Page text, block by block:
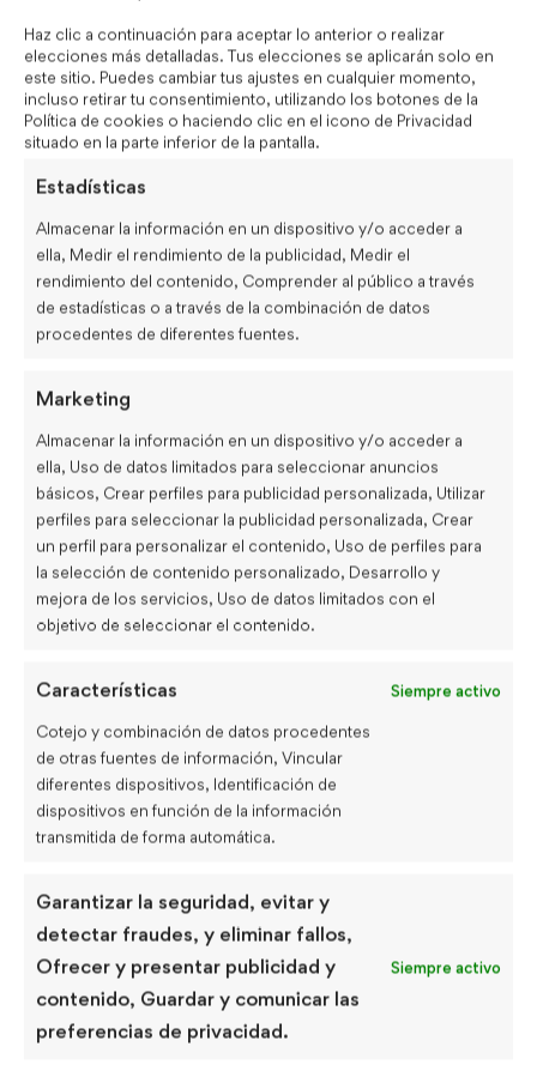
Haz clic a continuación para aceptar lo anterior o realizar
elecciones más detalladas. Tus elecciones se aplicarán solo en
este sitio. Puedes cambiar tus ajustes en cualquier momento,
incluso retirar tu consentimiento, utilizando los botones de la
Política de cookies o haciendo clic en el icono de Privacidad
situado en la parte inferior de la pantalla.
Estadísticas
Almacenar la información en un dispositivo y/o acceder a
ella, Medir el rendimiento de la publicidad, Medir el
rendimiento del contenido, Comprender al público a través
de estadísticas o a través de la combinación de datos
procedentes de diferentes fuentes.
Marketing
Almacenar la información en un dispositivo y/o acceder a
ella, Uso de datos limitados para seleccionar anuncios
básicos, Crear perfiles para publicidad personalizada, Utilizar
perfiles para seleccionar la publicidad personalizada, Crear
un perfil para personalizar el contenido, Uso de perfiles para
la selección de contenido personalizado, Desarrollo y
mejora de los servicios, Uso de datos limitados con el
objetivo de seleccionar el contenido.
Características Siempre activo
Cotejo y combinación de datos procedentes
de otras fuentes de información, Vincular
diferentes dispositivos, Identificación de
dispositivos en función de la información
transmitida de forma automática.
Garantizar la seguridad, evitar y
detectar fraudes, y eliminar fallos,
Ofrecer y presentar publicidad y
contenido, Guardar y comunicar las
preferencias de privacidad.
Siempre activo
Exámenes Oficiales
FUNDAE
Inglés laboral
INGLÉS PARA VIAJAR
Phrasal Verbs
Series y Libros
Speaking
Tips General
Uncategorized
Verbos Irregulares
Vocabulario (31)
Últimas entradas
UNCATEGORIZED
Diferencias entre “much” y “many”
Vocabulario medio ambiente y
sostenibilidad